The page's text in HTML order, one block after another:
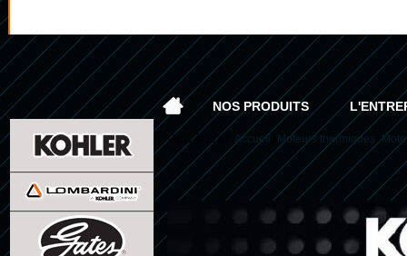
NOS PRODUITS
Vous êtes ici : Accueil Moteurs thermiques »